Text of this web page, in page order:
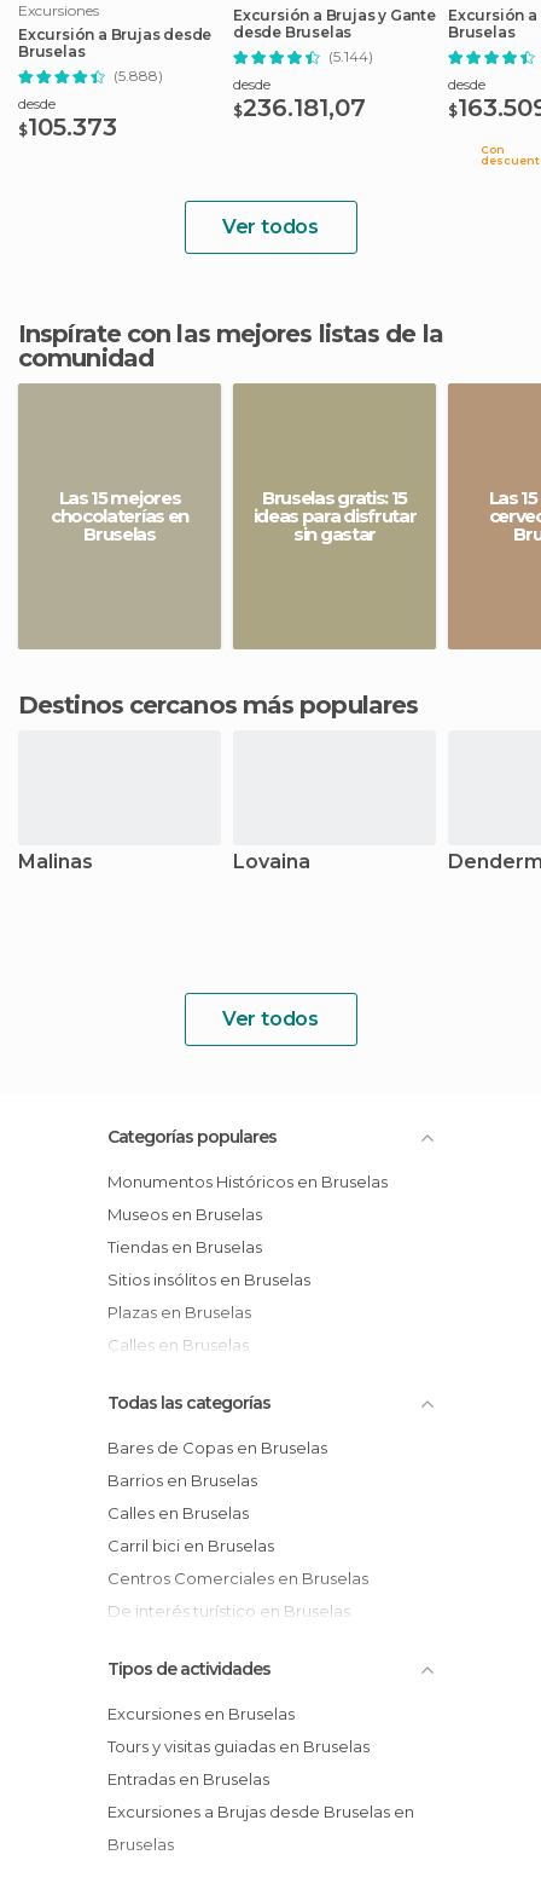
Excursiones
Excursión a Brujas desde
Bruselas
(5.888)
desde
$105.373
Excursión a Brujas y Gante
desde Bruselas
(5.144)
desde
$236.181,07
Excursión
Bruselas
desde
$
Con
Ver todos
Inspírate con las mejores listas de la
comunidad
Las 15 mejores
chocolaterías en
Bruselas
Bruselas gratis: 15
ideas para disfrutar
sin gastar
Las
Destinos cercanos más populares
Malinas Lovaina
Ver todos
Categorías populares
Monumentos Históricos en Bruselas
Museos en Bruselas
Tiendas en Bruselas
Sitios insólitos en Bruselas
Plazas en Bruselas
Calles en Bruselas
Todas las categorías
Bares de Copas en Bruselas
Barrios en Bruselas
Calles en Bruselas
Carril bici en Bruselas
Centros Comerciales en Bruselas
De interés turístico en Bruselas
Estaciones de Autobús en Bruselas
Estaciones de Tren en Bruselas
Estadios en Bruselas
Estatuas en Bruselas
Exposiciones en Bruselas
Fiestas en Bruselas
Tipos de actividades
Excursiones en Bruselas
Tours y visitas guiadas en Bruselas
Entradas en Bruselas
Excursiones a Brujas desde Bruselas en
Bruselas